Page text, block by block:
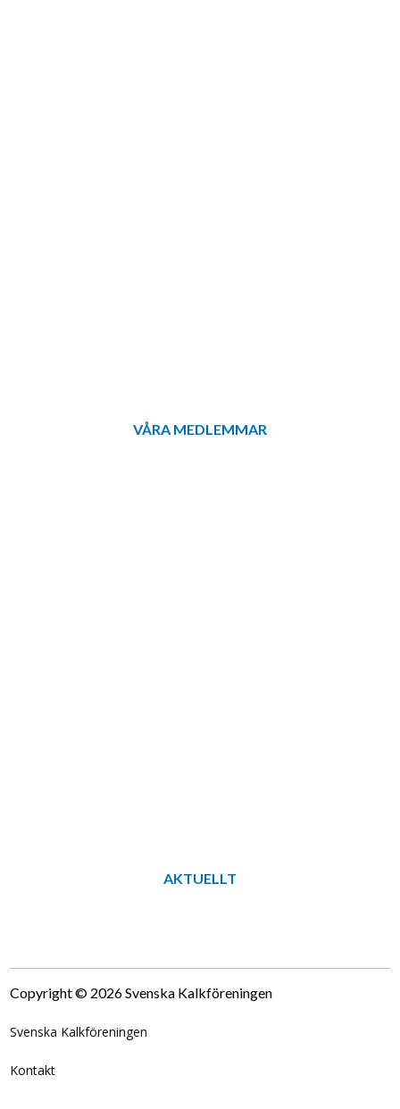
VÅRA MEDLEMMAR
AKTUELLT
Copyright © 2026 Svenska Kalkföreningen
Svenska Kalkföreningen
Kontakt